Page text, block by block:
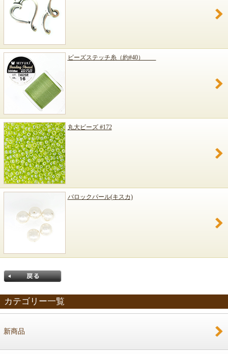
ビーズステッチ糸（約#40）
丸大ビーズ #172
バロックパール(キスカ)
カテゴリー一覧
新商品